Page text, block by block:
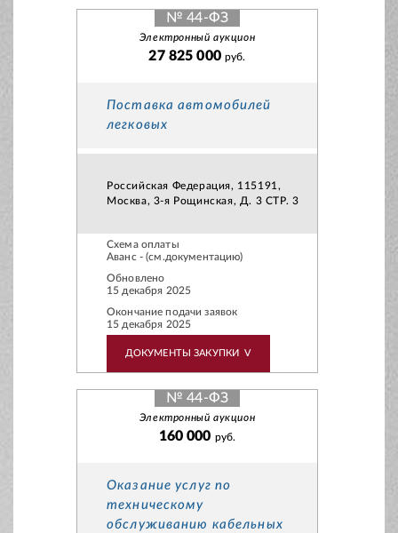
№ 44-ФЗ
Электронный аукцион
27 825 000 руб.
Поставка автомобилей
легковых
Российская Федерация, 115191,
Москва, 3-я Рощинская, Д. 3 СТР. 3
Схема оплаты
Аванс - (см.документацию)
Обновлено
15 декабря 2025
Окончание подачи заявок
15 декабря 2025
ДОКУМЕНТЫ ЗАКУПКИ V
№ 44-ФЗ
Электронный аукцион
160 000 руб.
Оказание услуг по
техническому
обслуживанию кабельных